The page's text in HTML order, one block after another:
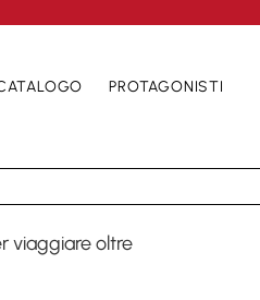
PROTAGONISTI
viaggiare oltre